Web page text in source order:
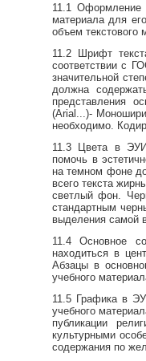
11.1 Оформление
материала для
объем текстового
11.2 Шрифт
соответствии с
значительной
должна
представления
(Arial...)-
необходимо.
11.3 Цвета в ЭУИ
помочь в
на темном фоне
всего текста
светлый фон.
стандартным
выделения самой
11.4 Основное
находиться в
Абзацы в
учебного
11.5 Графика в
учебного
публикации
культурными
содержания по